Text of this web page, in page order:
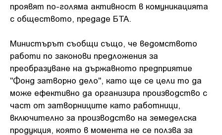
проявят по-голяма активност в комуникацията
с обществото, предаде БТА.
Министърът съобщи също, че ведомството
работи по законови предложения за
преобразуване на държавното предприятие
"Фонд затворно дело", като ще се цели то да
може ефективно да организира производство с
част от затворниците като работници,
включително за производство на земеделска
продукция, която в момента не се ползва за